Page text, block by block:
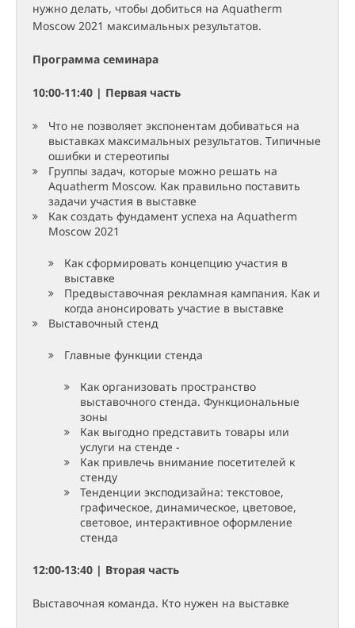
нужно делать, чтобы добиться на Aquatherm
Moscow 2021 максимальных результатов.
Программа семинара
10:00-11:40 | Первая часть
Что не позволяет экспонентам добиваться на
выставках максимальных результатов. Типичные
ошибки и стереотипы
Группы задач, которые можно решать на
Aquatherm Moscow. Как правильно поставить
задачи участия в выставке
Как создать фундамент успеха на Aquatherm
Moscow 2021
Как сформировать концепцию участия в
выставке
Предвыставочная рекламная кампания. Как и
когда анонсировать участие в выставке
Выставочный стенд
Главные функции стенда
Как организовать пространство
выставочного стенда. Функциональные
зоны
Как выгодно представить товары или
услуги на стенде -
Как привлечь внимание посетителей к
стенду
Тенденции эксподизайна: текстовое,
графическое, динамическое, цветовое,
световое, интерактивное оформление
стенда
12:00-13:40 | Вторая часть
Выставочная команда. Кто нужен на выставке